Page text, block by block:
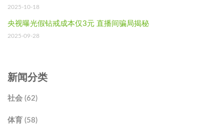
2025-10-18
央视曝光假钻戒成本仅3元 直播间骗局揭秘
2025-09-28
新闻分类
社会 (62)
体育 (58)